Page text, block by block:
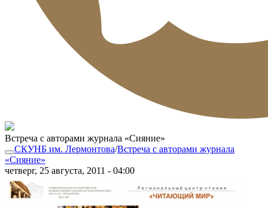
Встреча с авторами журнала «Сияние»
СКУНБ им. Лермонтова/Встреча с авторами журнала
«Сияние»
четверг, 25 августа, 2011 - 04:00